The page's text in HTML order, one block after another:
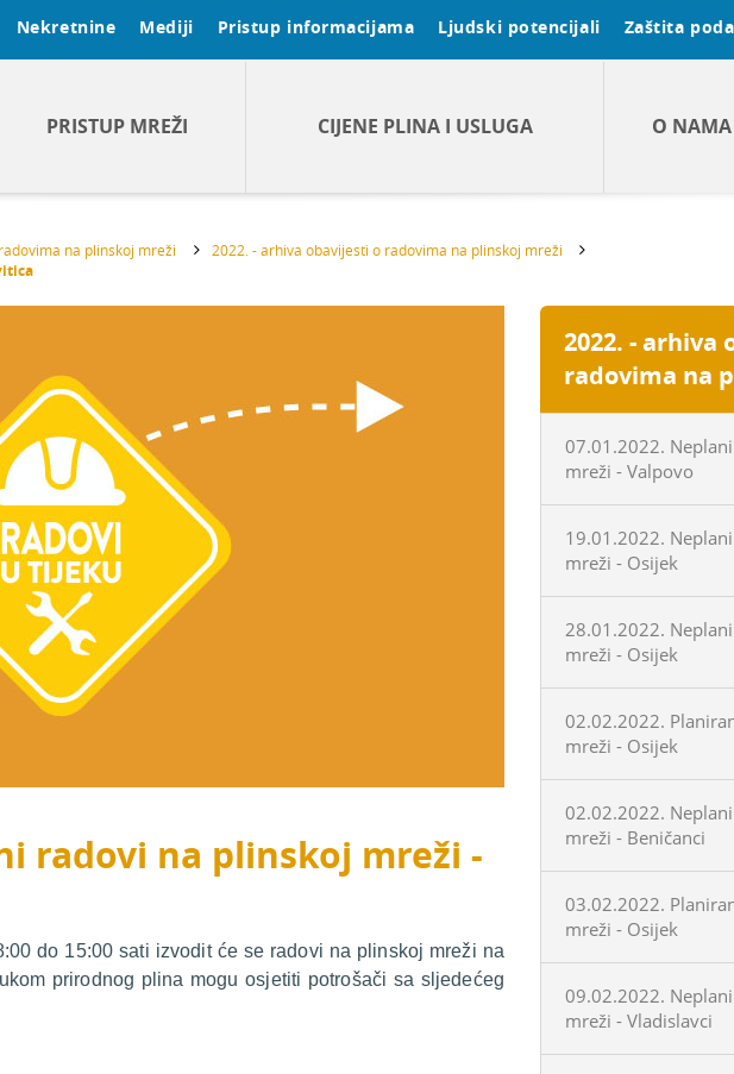
Nekretnine Mediji Pristup informacijama Ljudski potencijali Zaštita
PRISTUP MREŽI CIJENE PLINA I USLUGA O NAMA
na plinskoj mreži 2022. - arhiva obavijesti o radovima na plinskoj mreži
radovi na plinskoj mreži -
do 15:00 sati izvodit će se radovi na plinskoj mreži na
prirodnog plina mogu osjetiti potrošači sa sljedećeg
2022. - arhiva
radovima na
07.01.2022.
mreži - Valpovo
19.01.2022.
mreži - Osijek
28.01.2022.
mreži - Osijek
02.02.2022.
mreži - Osijek
02.02.2022.
mreži - Beničanci
03.02.2022.
mreži - Osijek
09.02.2022.
mreži - Vladislavci